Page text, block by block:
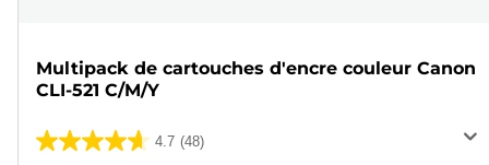
Multipack de cartouches d'encre couleur Canon
CLI-521 C/M/Y
4.7 (48)
4.7